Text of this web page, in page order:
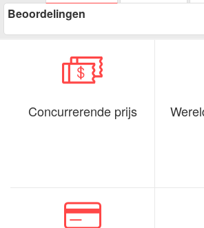
Beoordelingen
Concurrerende prijs